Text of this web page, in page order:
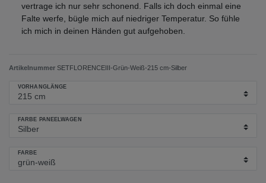
vertrage ich nur sehr schonend. Falls ich doch einmal eine
Falte werfe, bügle mich auf niedriger Temperatur. So fühle
ich mich in deinen Händen gut aufgehoben.
Artikelnummer SETFLORENCEIII-Grün-Weiß-215 cm-Silber
VORHANGLÄNGE
FARBE PANEELWAGEN
FARBE